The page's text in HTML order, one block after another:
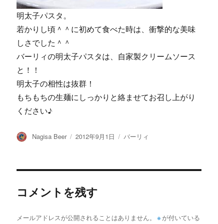
明太子パスタ。
若かりし頃＾＾に初めて食べた時は、衝撃的な美味
しさでした＾＾
バーリィの明太子パスタは、自家製クリームソース
と！！
明太子の相性は抜群！
もちもちの生麺にしっかりと絡ませてお召し上がり
ください♪
投
Nagisa Beer
投
2012年9月1日
カ
バーリィ
コメントを残す
メールアドレスが公開されることはありません。 ※ が付いている